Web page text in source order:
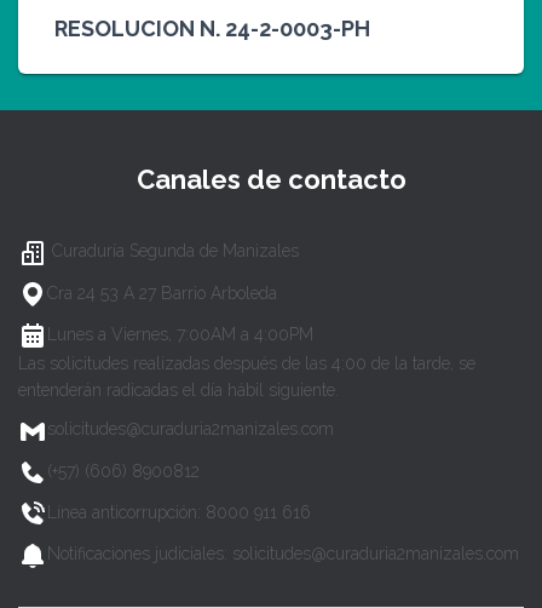
RESOLUCION N. 24-2-0003-PH
Canales de contacto
Curaduría Segunda de Manizales
Cra 24 53 A 27 Barrio Arboleda
Lunes a Viernes, 7:00AM a 4:00PM
Las solicitudes realizadas después de las 4:00 de la tarde, se
entenderán radicadas el día hábil siguiente.
solicitudes@curaduria2manizales.com
(+57) (606) 8900812
Línea anticorrupción: 8000 911 616
Notificaciones judiciales: solicitudes@curaduria2manizales.com